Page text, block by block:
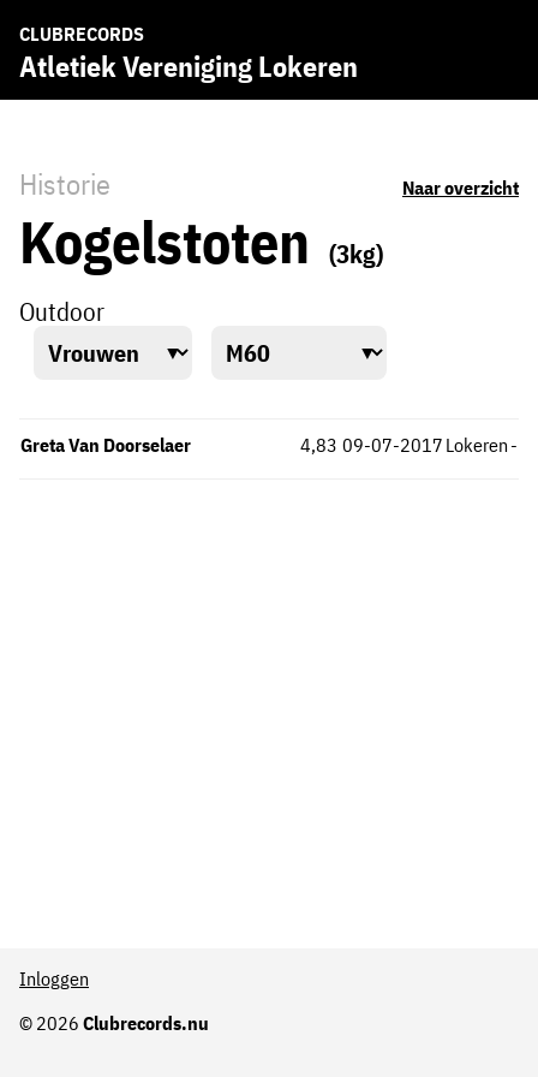
CLUBRECORDS
Atletiek Vereniging Lokeren
Historie Naar overzicht
Kogelstoten
(3kg)
Outdoor
Greta Van Doorselaer Lokeren
4,83 -
09-07-2017
© 2026 Clubrecords.nu
Inloggen